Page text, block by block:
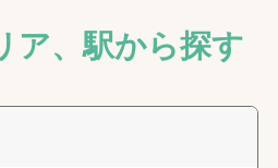
ア、駅から探す